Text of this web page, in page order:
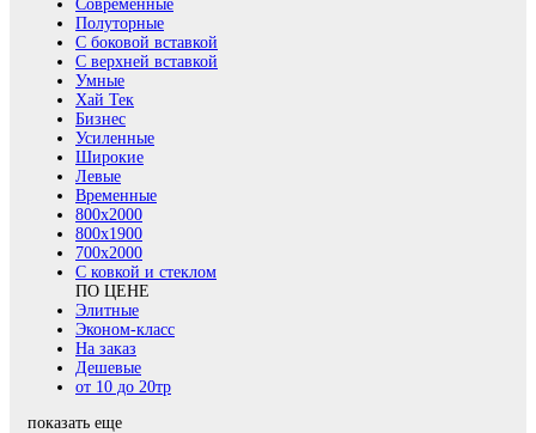
Современные
Полуторные
С боковой вставкой
С верхней вставкой
Умные
Хай Тек
Бизнес
Усиленные
Широкие
Левые
Временные
800х2000
800x1900
700x2000
С ковкой и стеклом
ПО ЦЕНЕ
Элитные
Эконом-класс
На заказ
Дешевые
от 10 до 20тр
показать еще